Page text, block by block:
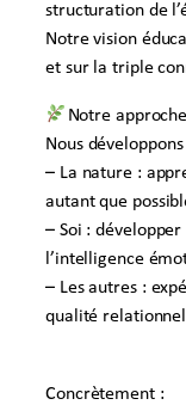
structuration de
Notre vision
et sur la triple
Notre
Nous
– La nature :
autant que
– Soi :
l’intelligence
– Les autres :
qualité
Concrètement :